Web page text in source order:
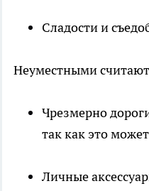
Сладости и
Неуместными
Чрезмерно
так как это
Личные